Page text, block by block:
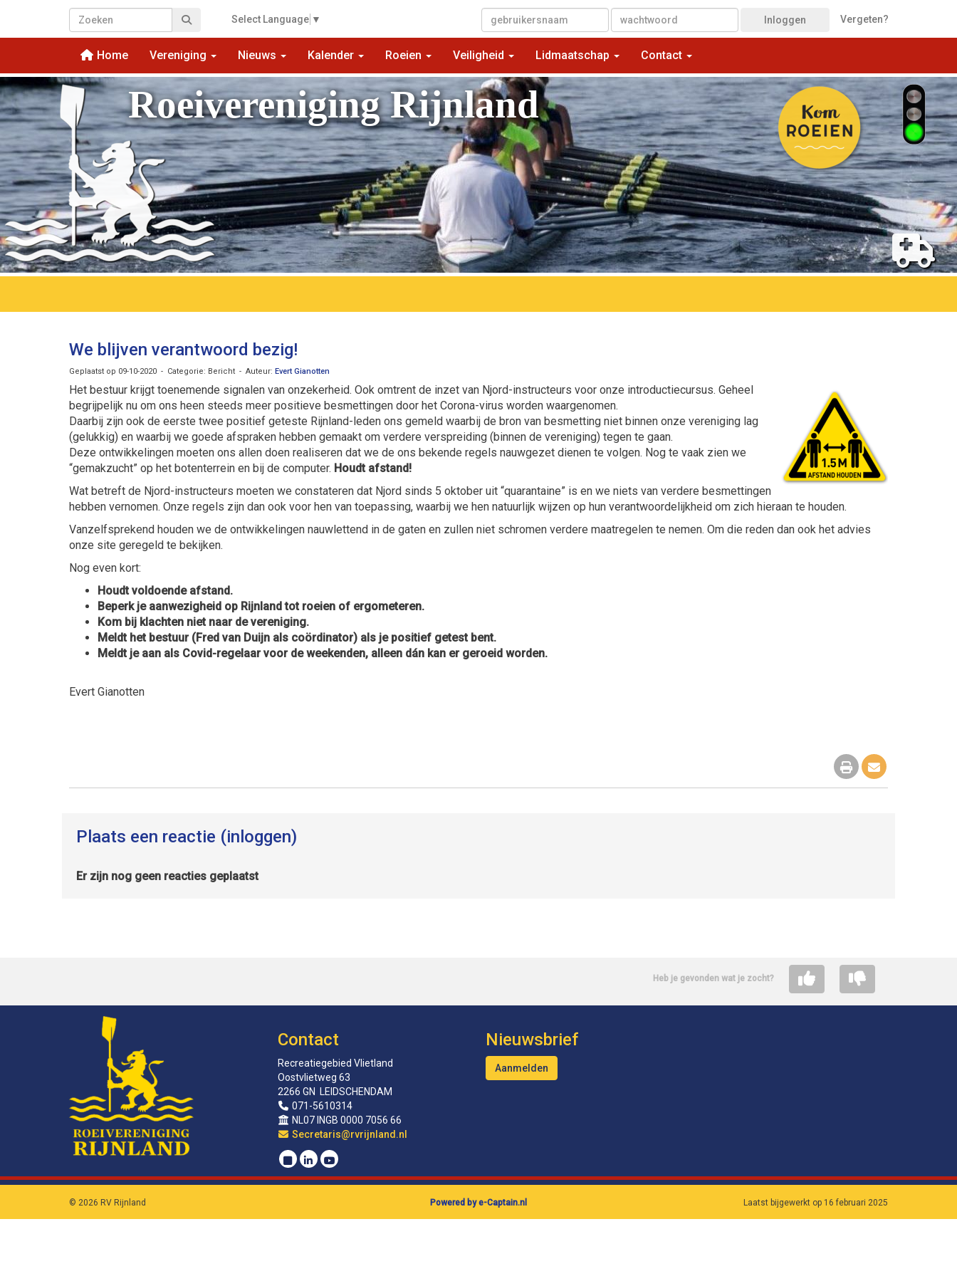
Select Language ▼ Inloggen Vergeten?
Home Vereniging Nieuws Kalender Roeien Veiligheid Lidmaatschap Contact
Roeivereniging Rijnland
We blijven verantwoord bezig!
Geplaatst op 09-10-2020 - Categorie: Bericht - Auteur: Evert Gianotten
Het bestuur krijgt toenemende signalen van onzekerheid. Ook omtrent de inzet van Njord-instructeurs voor onze introductiecursus. Geheel
begrijpelijk nu om ons heen steeds meer positieve besmettingen door het Corona-virus worden waargenomen.
Daarbij zijn ook de eerste twee positief geteste Rijnland-leden ons gemeld waarbij de bron van besmetting niet binnen onze vereniging lag
(gelukkig) en waarbij we goede afspraken hebben gemaakt om verdere verspreiding (binnen de vereniging) tegen te gaan.
Deze ontwikkelingen moeten ons allen doen realiseren dat we de ons bekende regels nauwgezet dienen te volgen. Nog te vaak zien we
“gemakzucht” op het botenterrein en bij de computer. Houdt afstand!
Wat betreft de Njord-instructeurs moeten we constateren dat Njord sinds 5 oktober uit “quarantaine” is en we niets van verdere besmettingen
hebben vernomen. Onze regels zijn dan ook voor hen van toepassing, waarbij we hen natuurlijk wijzen op hun verantwoordelijkheid om zich hieraan te houden.
Vanzelfsprekend houden we de ontwikkelingen nauwlettend in de gaten en zullen niet schromen verdere maatregelen te nemen. Om die reden dan ook het advies
onze site geregeld te bekijken.
Nog even kort:
Houdt voldoende afstand.
Beperk je aanwezigheid op Rijnland tot roeien of ergometeren.
Kom bij klachten niet naar de vereniging.
Meldt het bestuur (Fred van Duijn als coördinator) als je positief getest bent.
Meldt je aan als Covid-regelaar voor de weekenden, alleen dán kan er geroeid worden.
Evert Gianotten
Plaats een reactie (inloggen)
Er zijn nog geen reacties geplaatst
Heb je gevonden wat je zocht?
Contact
Recreatiegebied Vlietland
Oostvlietweg 63
2266 GN LEIDSCHENDAM
071-5610314
NL07 INGB 0000 7056 66
siraterceS@rvrijnland.nl
Nieuwsbrief
Aanmelden
© 2026 RV Rijnland Powered by e-Captain.nl Laatst bijgewerkt op 16 februari 2025